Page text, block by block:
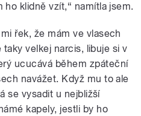
ho klidně vzít,“ namítla jsem.
řek, že mám ve vlasech
velkej narcis, libuje si v
ucucává během zpáteční
navážet. Když mu to ale
se vysadit u nejbližší
kapely, jestli by ho